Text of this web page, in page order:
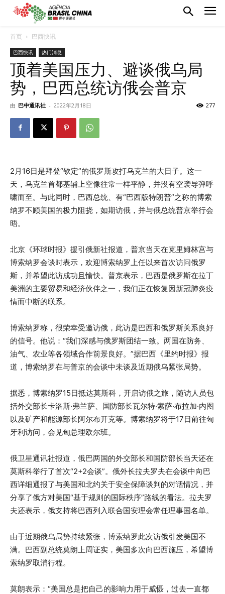
首页 巴西快讯
巴西快讯 热门消息
顶着美国压力、避谈俄乌局
势，巴西总统访俄会普京
由 巴中通讯社 - 2022年2月18日 277
2月16日是拜登“钦定”的俄罗斯攻打乌克兰的大日子。这一
天，乌克兰首都基辅上空像往常一样平静，并没有空袭导弹呼
啸而至。与此同时，巴西总统、有“巴西版特朗普”之称的博索
纳罗不顾美国的极力阻挠，如期访俄，并与俄总统普京举行会
晤。
北京《环球时报》援引俄新社报道，普京当天在克里姆林宫与
博索纳罗会谈时表示，欢迎博索纳罗上任以来首次访问俄罗
斯，并希望此访成功且愉快。普京表示，巴西是俄罗斯在拉丁
美洲的主要贸易和经济伙伴之一，我们正在恢复因新冠肺炎疫
情而中断的联系。
博索纳罗称，很荣幸受邀访俄，此访是巴西和俄罗斯关系良好
的信号。他说：“我们深感与俄罗斯团结一致。两国在防务、
油气、农业等各领域合作前景良好。”据巴西《里约时报》报
道，博索纳罗在与普京的会谈中未谈及近期俄乌紧张局势。
据悉，博索纳罗15日抵达莫斯科，开启访俄之旅，随访人员包
括外交部长卡洛斯·弗兰萨、国防部长瓦尔特·索萨·布拉加·内图
以及矿产和能源部长阿尔布开克等。博索纳罗将于17日前往匈
牙利访问，会见匈总理欧尔班。
俄卫星通讯社报道，俄巴两国的外交部长和国防部长当天还在
莫斯科举行了首次“2+2会谈”。俄外长拉夫罗夫在会谈中向巴
西详细通报了与美国和北约关于安全保障谈判的对话情况，并
分享了俄方对美国“基于规则的国际秩序”路线的看法。拉夫罗
夫还表示，俄支持将巴西列入联合国安理会常任理事国名单。
由于近期俄乌局势持续紧张，博索纳罗此次访俄引发美国不
满。巴西副总统莫朗上周证实，美国多次向巴西施压，希望博
索纳罗取消行程。
莫朗表示：“美国总是把自己的影响力用于威慑，过去一直都